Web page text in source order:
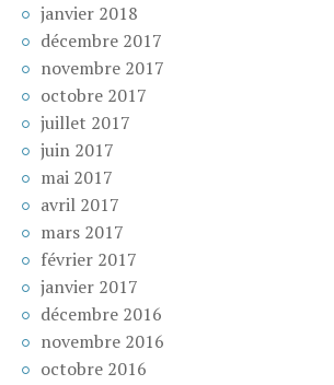
janvier 2018
décembre 2017
novembre 2017
octobre 2017
juillet 2017
juin 2017
mai 2017
avril 2017
mars 2017
février 2017
janvier 2017
décembre 2016
novembre 2016
octobre 2016